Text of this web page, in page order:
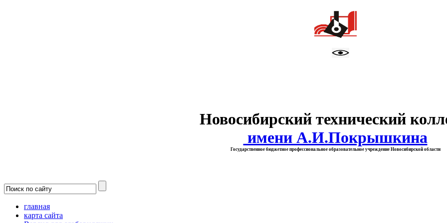
Новосибирский технический
имени А.И.Покрышкина
Государственное бюджетное профессиональное образовательное учреждение Новосибирской области
главная
карта сайта